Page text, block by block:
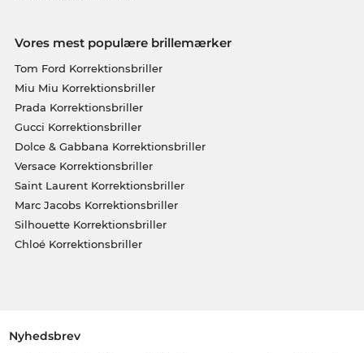
Vores mest populære brillemærker
Tom Ford Korrektionsbriller
Miu Miu Korrektionsbriller
Prada Korrektionsbriller
Gucci Korrektionsbriller
Dolce & Gabbana Korrektionsbriller
Versace Korrektionsbriller
Saint Laurent Korrektionsbriller
Marc Jacobs Korrektionsbriller
Silhouette Korrektionsbriller
Chloé Korrektionsbriller
Nyhedsbrev